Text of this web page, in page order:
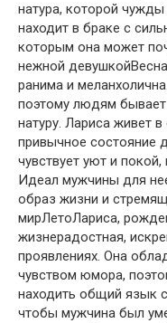
натура, которой
находит в браке с
которым она может
нежной
ранима и
поэтому людям
натуру. Лариса живет
привычное состояние
чувствует уют и
Идеал мужчины для
образ жизни и
мирЛетоЛариса,
жизнерадостная,
проявлениях. Она
чувством юмора,
находить общий язык
чтобы мужчина был